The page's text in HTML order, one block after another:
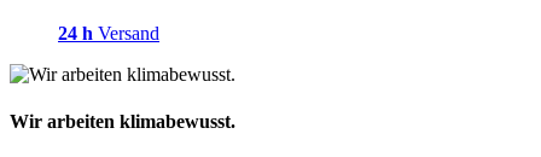
24 h Versand
Wir arbeiten klimabewusst.